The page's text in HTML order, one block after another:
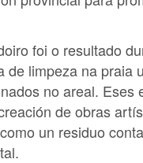
foi o resultado
de limpeza na praia
no areal. Eses
de obras
un residuo